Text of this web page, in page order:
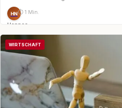
HN
Hannes
Nagel
⏱ 1 Min.
WIRTSCHAFT